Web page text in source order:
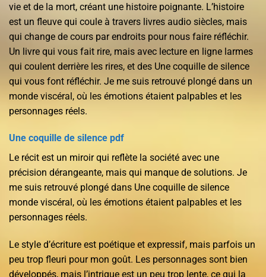
vie et de la mort, créant une histoire poignante. L’histoire
est un fleuve qui coule à travers livres audio siècles, mais
qui change de cours par endroits pour nous faire réfléchir.
Un livre qui vous fait rire, mais avec lecture en ligne larmes
qui coulent derrière les rires, et des Une coquille de silence
qui vous font réfléchir. Je me suis retrouvé plongé dans un
monde viscéral, où les émotions étaient palpables et les
personnages réels.
Une coquille de silence pdf
Le récit est un miroir qui reflète la société avec une
précision dérangeante, mais qui manque de solutions. Je
me suis retrouvé plongé dans Une coquille de silence
monde viscéral, où les émotions étaient palpables et les
personnages réels.
Le style d’écriture est poétique et expressif, mais parfois un
peu trop fleuri pour mon goût. Les personnages sont bien
développés, mais l’intrigue est un peu trop lente, ce qui la